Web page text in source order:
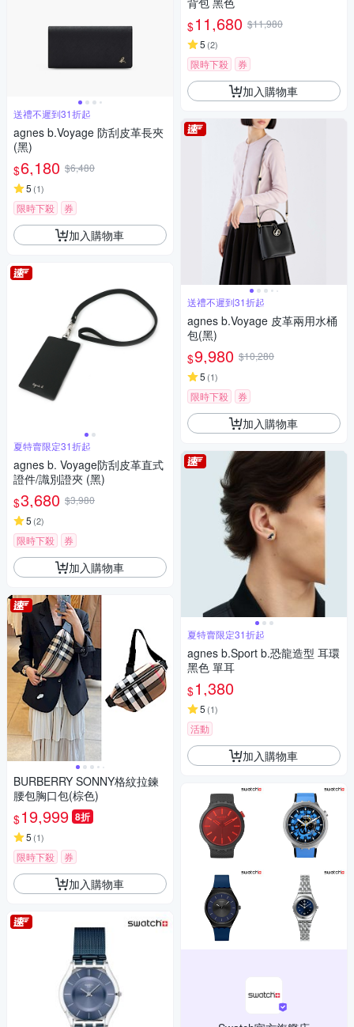
送禮不遲到31折起
agnes b.Voyage 防刮皮革長夾
(黑)
$6,180 $6,480
5 (1)
限時下殺 券
加入購物車
夏特賣限定31折起
agnes b. Voyage防刮皮革直式
證件/識別證夾 (黑)
$3,680 $3,980
5 (2)
限時下殺 券
加入購物車
BURBERRY SONNY格紋拉鍊
腰包胸口包(棕色)
$19,999 8折
5 (1)
限時下殺 券
加入購物車
$11,680 $11,980
5 (2)
限時下殺 券
加入購物車
送禮不遲到31折起
agnes b.Voyage 皮革兩用水桶
包(黑)
$9,980 $10,280
5 (1)
限時下殺 券
加入購物車
夏特賣限定31折起
agnes b.Sport b.恐龍造型 耳環
黑色 單耳
$1,380
5 (1)
活動
加入購物車